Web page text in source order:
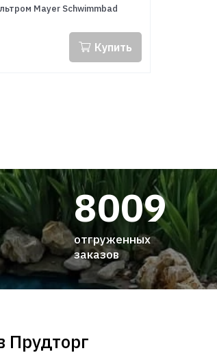
Mayer Schwimmbad
Купить
8009
отгруженных
заказов
Прудторг